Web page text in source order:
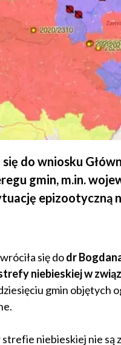
do wniosku
gmin, m.in.
epizootyczną
się dodr
niebieskiej w
gmin objętych
niebieskiej nie są